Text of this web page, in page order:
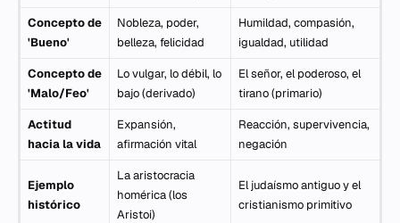
Concepto de
'Bueno'
Nobleza, poder,
belleza, felicidad
Humildad, compasión,
igualdad, utilidad
Concepto de
'Malo/Feo'
Lo vulgar, lo débil, lo
bajo (derivado)
El señor, el poderoso, el
tirano (primario)
Actitud
hacia la vida
Expansión,
afirmación vital
Reacción, supervivencia,
negación
Ejemplo
histórico
La aristocracia
homérica (los
Aristoi)
El judaísmo antiguo y el
cristianismo primitivo